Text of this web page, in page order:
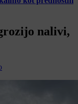
nalivi,